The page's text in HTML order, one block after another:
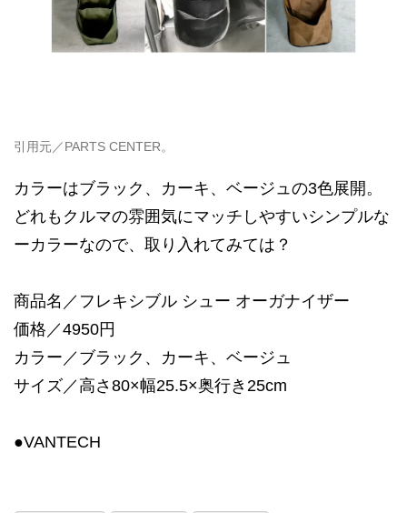
引用元／PARTS CENTER。
カラーはブラック、カーキ、ベージュの3色展開。
どれもクルマの雰囲気にマッチしやすいシンプルな
ーカラーなので、取り入れてみては？
商品名／フレキシブル シュー オーガナイザー
価格／4950円
カラー／ブラック、カーキ、ベージュ
サイズ／高さ80×幅25.5×奥行き25cm
●VANTECH